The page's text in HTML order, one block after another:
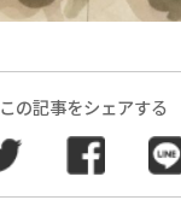
この記事をシェアする